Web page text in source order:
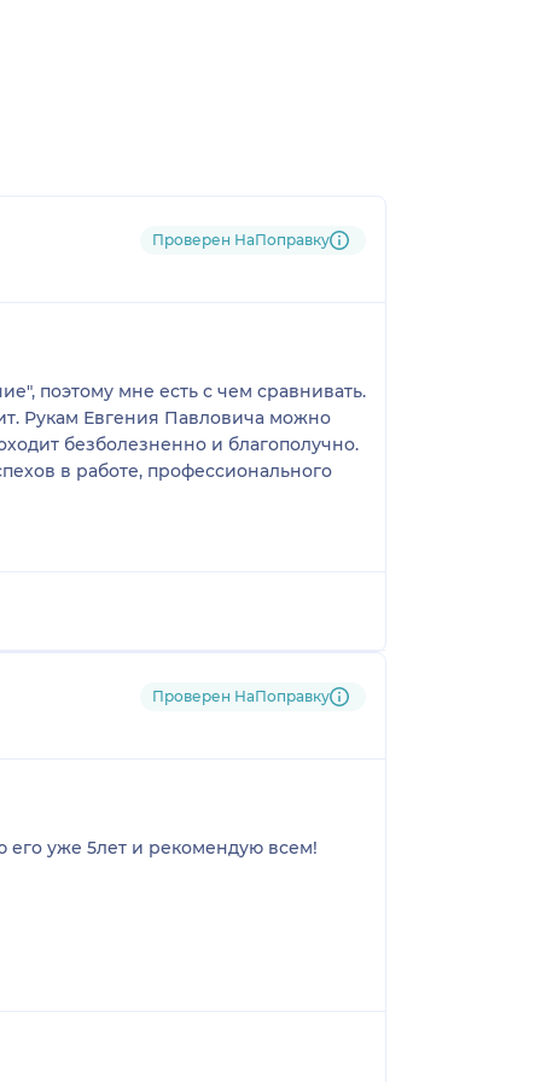
Проверен НаПоправку
поэтому мне есть с чем сравнивать.
Рукам Евгения Павловича можно
безболезненно и благополучно.
в работе, профессионального
Проверен НаПоправку
уже 5лет и рекомендую всем!